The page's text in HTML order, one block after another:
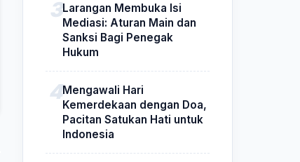
Larangan Membuka Isi
Mediasi: Aturan Main dan
Sanksi Bagi Penegak
Hukum
Mengawali Hari
Kemerdekaan dengan Doa,
Pacitan Satukan Hati untuk
Indonesia